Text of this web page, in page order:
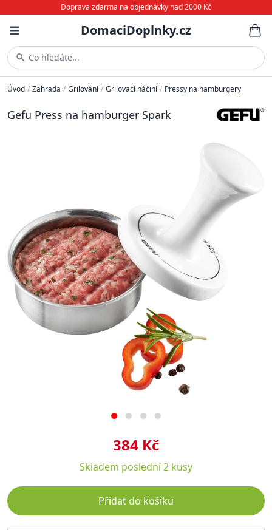
Doprava zdarma na objednávky nad 2000 Kč
DomaciDoplnky.cz
Co hledáte...
Úvod / Zahrada / Grilování / Grilovací náčiní / Pressy na hamburgery
Gefu Press na hamburger Spark
384 Kč
Skladem poslední 2 kusy
Přidat do košíku